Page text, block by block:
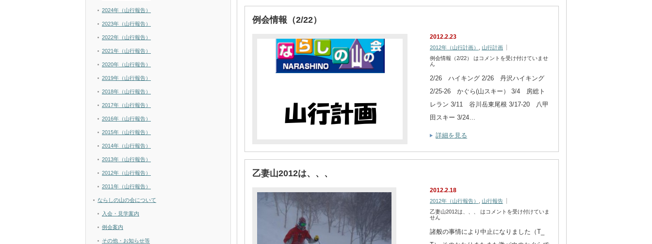
例会情報（2/22）
2012.2.23
2012年（山行計画）
山行計画
例会情報（2/22） は コメントを受け付けていませ
ん
2/26 ハイキング 2/26 丹沢ハイキング
2/25-26 かぐら(山スキー） 3/4 房総ト
レラン 3/11 谷川岳東尾根 3/17-20 八甲
田スキー 3/24…
詳細を見る
乙妻山2012は、、、
2012.2.18
2012年（山行報告）
山行報告
乙妻山2012は、、、 は コメントを受け付けていま
せん
諸般の事情により中止になりました（T_
2024年（山行報告）
2023年（山行報告）
2022年（山行報告）
2021年（山行報告）
2020年（山行報告）
2019年（山行報告）
2018年（山行報告）
2017年（山行報告）
2016年（山行報告）
2015年（山行報告）
2014年（山行報告）
2013年（山行報告）
2012年（山行報告）
2011年（山行報告）
ならしの山の会について
入会・見学案内
例会案内
その他・お知らせ等